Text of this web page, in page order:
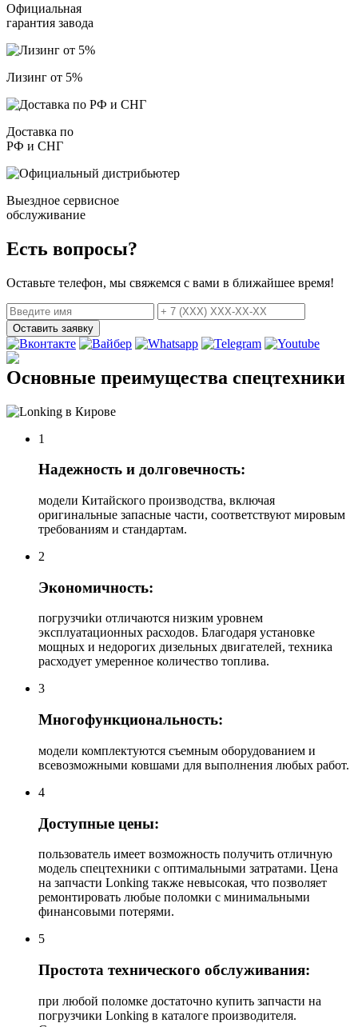
Официальная
гарантия завода
Лизинг от 5%
Доставка по
РФ и СНГ
Выездное сервисное
обслуживание
Есть вопросы?
Оставьте телефон, мы свяжемся с вами в ближайшее время!
Оставить заявку
Основные преимущества спецтехники
1
Надежность и долговечность:
модели Китайского производства, включая
оригинальные запасные части, соответствуют мировым
требованиям и стандартам.
2
Экономичность:
погрузчиkи отличаются низким уровнем
эксплуатационных расходов. Благодаря установке
мощных и недорогих дизельных двигателей, техника
расходует умеренное количество топлива.
3
Многофункциональность:
модели комплектуются съемным оборудованием и
всевозможными ковшами для выполнения любых работ.
4
Доступные цены:
пользователь имеет возможность получить отличную
модель спецтехники с оптимальными затратами. Цена
на запчасти Lonking также невысокая, что позволяет
ремонтировать любые поломки с минимальными
финансовыми потерями.
5
Простота технического обслуживания:
при любой поломке достаточно купить запчасти на
погрузчики Lonking в каталоге производителя.